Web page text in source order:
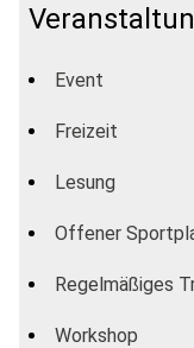
Event
Freizeit
Lesung
Offener
Regelmäßiges
Workshop